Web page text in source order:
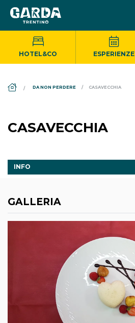
HOTEL&CO ESPERIENZE
DA NON PERDERE CASAVECCHIA
CASAVECCHIA
INFO
GALLERIA